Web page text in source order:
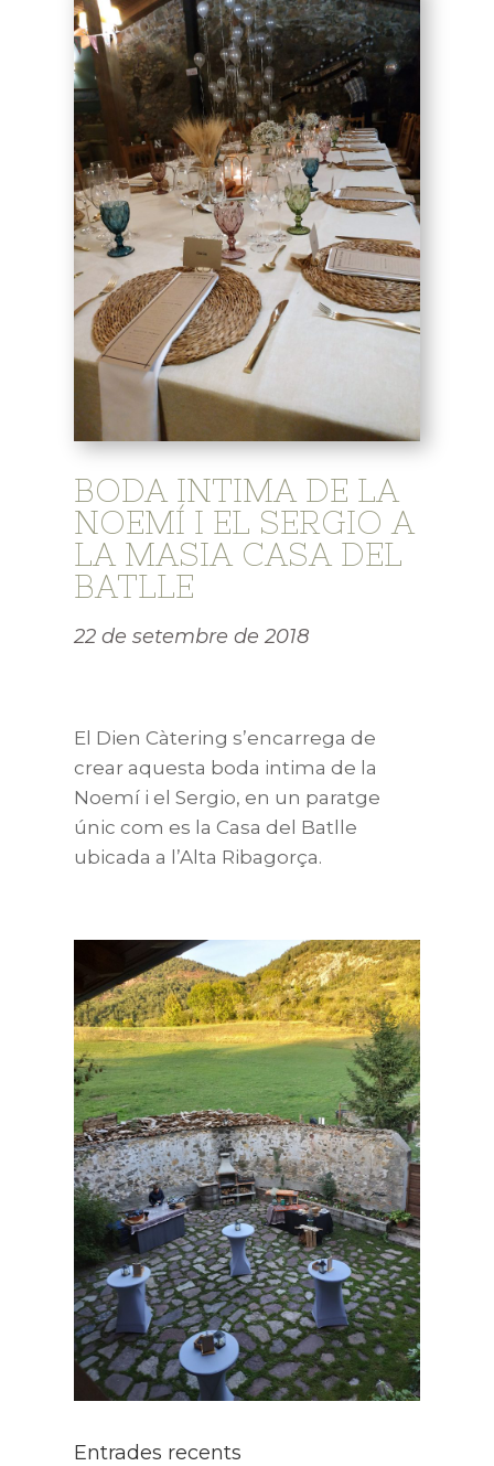
BODA INTIMA DE LA
NOEMÍ I EL SERGIO A
LA MASIA CASA DEL
BATLLE
22 de setembre de 2018
El Dien Càtering s’encarrega de
crear aquesta boda intima de la
Noemí i el Sergio, en un paratge
únic com es la Casa del Batlle
ubicada a l’Alta Ribagorça.
Entrades recents